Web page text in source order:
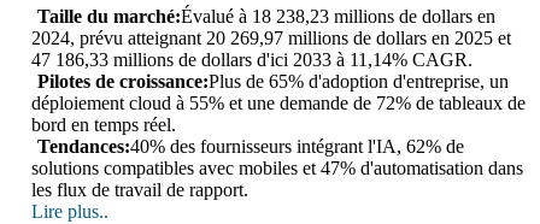
Taille du marché:Évalué à 18 238,23 millions de dollars en
2024, prévu atteignant 20 269,97 millions de dollars en 2025 et
47 186,33 millions de dollars d'ici 2033 à 11,14% CAGR.
Pilotes de croissance:Plus de 65% d'adoption d'entreprise, un
déploiement cloud à 55% et une demande de 72% de tableaux de
bord en temps réel.
Tendances:40% des fournisseurs intégrant l'IA, 62% de
solutions compatibles avec mobiles et 47% d'automatisation dans
les flux de travail de rapport.
Lire plus..